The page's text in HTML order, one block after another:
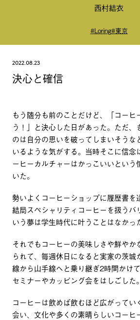
西村結衣
#Loring#東京
2022.08.23
決心と確信
もう随分も前のことだけど、「コーヒ
う！」と決心した日があった。ただ、
のは自分の思いを破ってしまいそうな
いるような気がする。当時そこに信念
ーヒーカルチャーはかっこいいという
いた。
勢いよくコーヒーショップに履歴書を
結局スペシャリティコーヒーを扱うバ
いう夢は学生時代に叶うことはなかっ
それでもコーヒーの美味しさや鮮やか
られて、毎週休日になると実家の茨城
線から山手線へと乗り継ぎ2時間かけ
セミナーやカッピング会をはしごした。
コーヒーは飲めば飲むほど広がってい
会い、文化や多くの素晴らしいコーヒ